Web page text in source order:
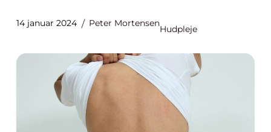
14 januar 2024 Peter Mortensen
Hudpleje